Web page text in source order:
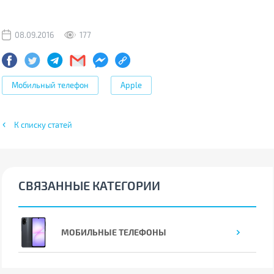
08.09.2016 177
Мобильный телефон Apple
К списку статей
СВЯЗАННЫЕ КАТЕГОРИИ
МОБИЛЬНЫЕ ТЕЛЕФОНЫ